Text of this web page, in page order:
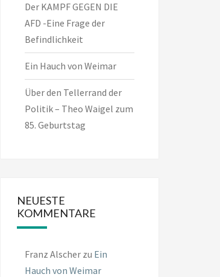
Der KAMPF GEGEN DIE
AFD -Eine Frage der
Befindlichkeit
Ein Hauch von Weimar
Über den Tellerrand der
Politik – Theo Waigel zum
85. Geburtstag
NEUESTE
KOMMENTARE
Franz Alscherzu Ein
Hauch von Weimar